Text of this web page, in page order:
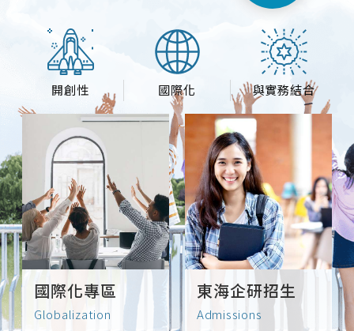
開創性 國際化 與實務結合
國際化專區
Globalization
東海企研招生
Admissions